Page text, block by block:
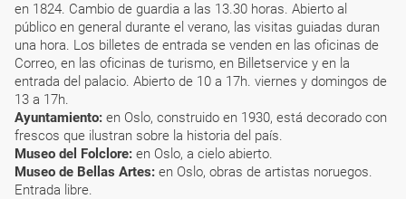
en 1824. Cambio de guardia a las 13.30 horas. Abierto al
público en general durante el verano, las visitas guiadas duran
una hora. Los billetes de entrada se venden en las oficinas de
Correo, en las oficinas de turismo, en Billetservice y en la
entrada del palacio. Abierto de 10 a 17h. viernes y domingos de
13 a 17h.
Ayuntamiento: en Oslo, construido en 1930, está decorado con
frescos que ilustran sobre la historia del país.
Museo del Folclore: en Oslo, a cielo abierto.
Museo de Bellas Artes: en Oslo, obras de artistas noruegos.
Entrada libre.